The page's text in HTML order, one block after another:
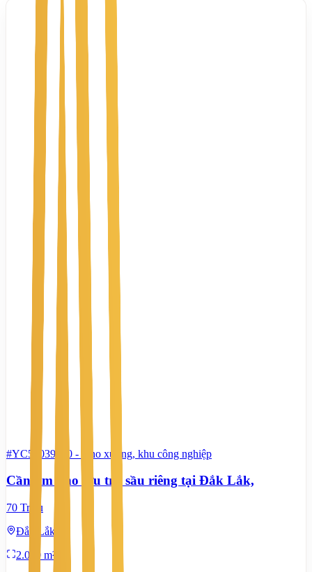
#YC54039320 - Kho xưởng, khu công nghiệp
Cần tìm kho lưu trữ sầu riêng tại Đắk Lắk,
70 Triệu
Đắk Lắk
2.000 m²